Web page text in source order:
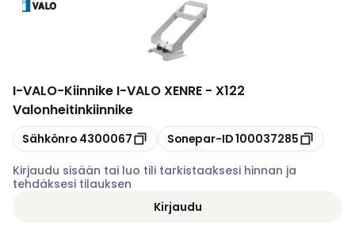
I-VALO-Kiinnike I-VALO XENRE - X122
Valonheitinkiinnike
Kopioi
Sähkönro 4300067 Kopioi
Sonepar-ID100037285
Kirjaudu sisään tai luo tili tarkistaaksesi hinnan ja
tehdäksesi tilauksen
Kirjaudu